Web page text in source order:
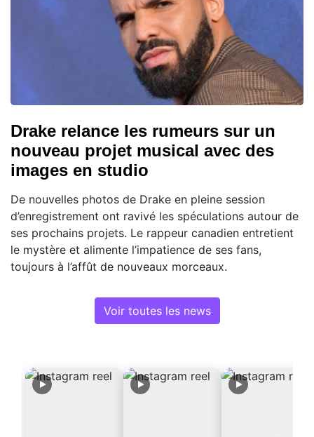
Drake relance les rumeurs sur un
nouveau projet musical avec des
images en studio
De nouvelles photos de Drake en pleine session
d’enregistrement ont ravivé les spéculations autour de
ses prochains projets. Le rappeur canadien entretient
le mystère et alimente l’impatience de ses fans,
toujours à l’affût de nouveaux morceaux.
Voir toutes les news